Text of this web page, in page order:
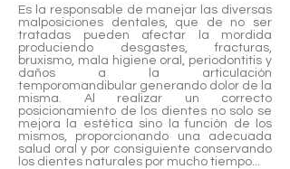
Es la responsable de manejar las diversas
malposiciones dentales, que de no ser
tratadas pueden afectar la mordida
produciendo desgastes, fracturas,
bruxismo, mala higiene oral, periodontitis y
daños a la articulación
temporomandibular generando dolor de la
misma. Al realizar un correcto
posicionamiento de los dientes no solo se
mejora la estética sino la función de los
mismos, proporcionando una adecuada
salud oral y por consiguiente conservando
los dientes naturales por mucho tiempo...